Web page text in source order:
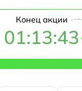
Конец акции
01:13:42